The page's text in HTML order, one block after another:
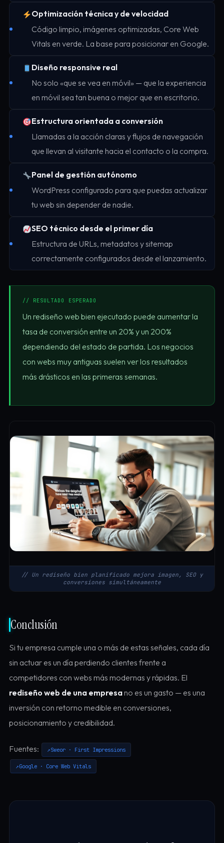
Optimización técnica y de velocidad
Código limpio, imágenes optimizadas, Core Web
Vitals en verde. La base para posicionar en Google.
Diseño responsive real
No solo «que se vea en móvil» — que la experiencia
en móvil sea tan buena o mejor que en escritorio.
Estructura orientada a conversión
Llamadas a la acción claras y flujos de navegación
que llevan al visitante hacia el contacto o la compra.
Panel de gestión autónomo
WordPress configurado para que puedas actualizar
tu web sin depender de nadie.
SEO técnico desde el primer día
Estructura de URLs, metadatos y sitemap
correctamente configurados desde el lanzamiento.
// RESULTADO ESPERADO
Un rediseño web bien ejecutado puede aumentar la
tasa de conversión entre un 20% y un 200%
dependiendo del estado de partida. Los negocios
con webs muy antiguas suelen ver los resultados
más drásticos en las primeras semanas.
// Un rediseño bien planificado mejora imagen, SEO y
conversiones simultáneamente
Conclusión
Si tu empresa cumple una o más de estas señales, cada día
sin actuar es un día perdiendo clientes frente a
competidores con webs más modernas y rápidas. El
rediseño web de una empresano es un gasto — es una
inversión con retorno medible en conversiones,
posicionamiento y credibilidad.
Fuentes: Sweor · First Impressions
Google · Core Web Vitals